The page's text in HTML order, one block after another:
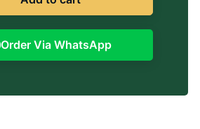
Order Via WhatsApp